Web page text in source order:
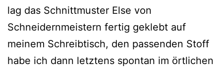
lag das Schnittmuster Else von
Schneidernmeistern fertig geklebt auf
meinem Schreibtisch, den passenden Stoff
habe ich dann letztens spontan im örtlichen